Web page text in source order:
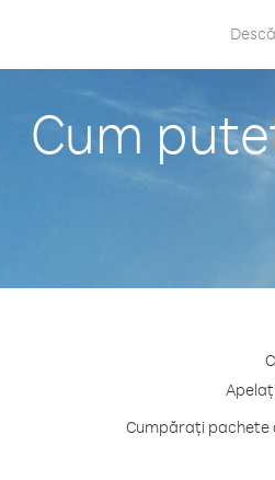
Cum
Cumpărați pachete